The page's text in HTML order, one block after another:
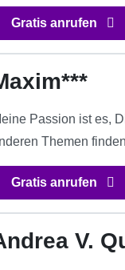
Gratis anrufen
Passion ist es,
Themen
Gratis anrufen
V.